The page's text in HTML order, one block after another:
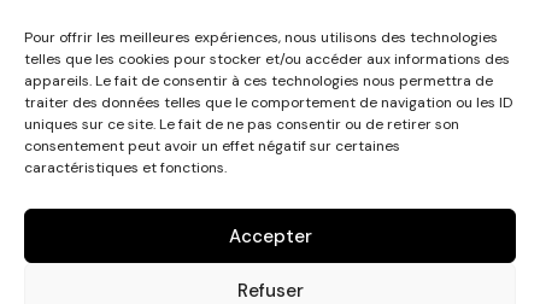
Pour offrir les meilleures expériences, nous utilisons des technologies
telles que les cookies pour stocker et/ou accéder aux informations des
appareils. Le fait de consentir à ces technologies nous permettra de
traiter des données telles que le comportement de navigation ou les ID
uniques sur ce site. Le fait de ne pas consentir ou de retirer son
consentement peut avoir un effet négatif sur certaines
caractéristiques et fonctions.
Accepter
Refuser
Suivez-nous
Abonnez-vous à la newsletter !